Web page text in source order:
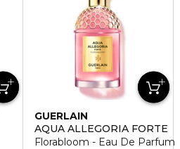
GUERLAIN
AQUA ALLEGORIA FORTE
Florabloom - Eau De Parfum